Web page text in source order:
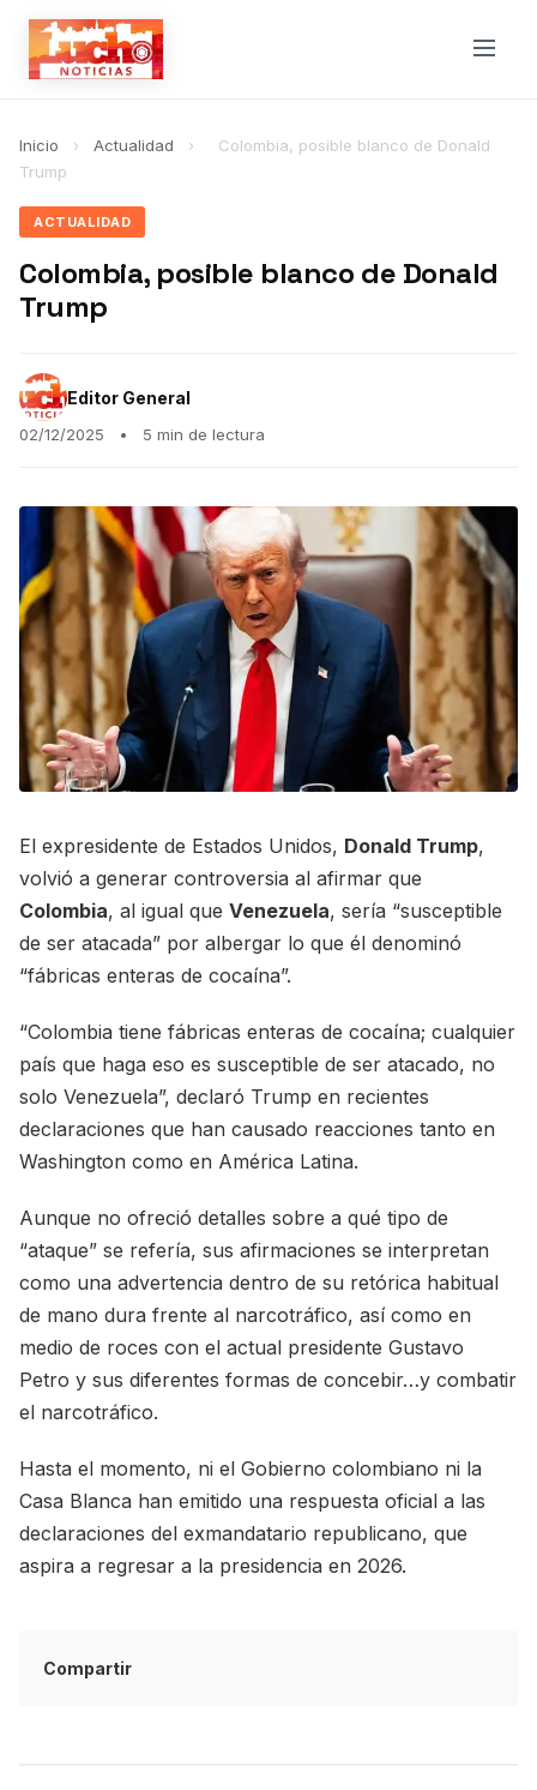
Inicio › Actualidad ›
Colombia, posible blanco de Donald
Trump
ACTUALIDAD
Colombia, posible blanco de Donald
Trump
Editor General
02/12/2025 • 5 min de lectura
El expresidente de Estados Unidos, Donald Trump,
volvió a generar controversia al afirmar que
Colombia, al igual que Venezuela, sería “susceptible
de ser atacada” por albergar lo que él denominó
“fábricas enteras de cocaína”.
“Colombia tiene fábricas enteras de cocaína; cualquier
país que haga eso es susceptible de ser atacado, no
solo Venezuela”, declaró Trump en recientes
declaraciones que han causado reacciones tanto en
Washington como en América Latina.
Aunque no ofreció detalles sobre a qué tipo de
“ataque” se refería, sus afirmaciones se interpretan
como una advertencia dentro de su retórica habitual
de mano dura frente al narcotráfico, así como en
medio de roces con el actual presidente Gustavo
Petro y sus diferentes formas de concebir…y combatir
el narcotráfico.
Hasta el momento, ni el Gobierno colombiano ni la
Casa Blanca han emitido una respuesta oficial a las
declaraciones del exmandatario republicano, que
aspira a regresar a la presidencia en 2026.
Compartir